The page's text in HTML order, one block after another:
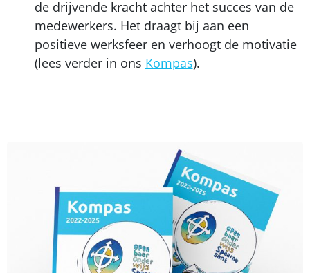
de drijvende kracht achter het succes van de
medewerkers. Het draagt bij aan een
positieve werksfeer en verhoogt de motivatie ​
(lees verder in ons Kompas).